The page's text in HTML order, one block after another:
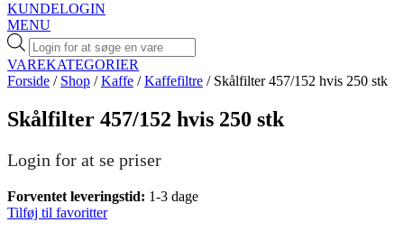
KUNDELOGIN
MENU
Products
search
VAREKATEGORIER
Forside / Shop /Kaffe /Kaffefiltre / Skålfilter 457/152 hvis 250 stk
Skålfilter 457/152 hvis 250 stk
Login for at se priser
Forventet leveringstid: 1-3 dage
Tilføj til favoritter